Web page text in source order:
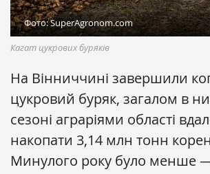
Фото: SuperAgronom.com
Кагат цукрових буряків
На Вінниччині завершили
цукровий буряк, загалом в
сезоні аграріями області
накопати 3,14 млн тонн
Минулого року було менше